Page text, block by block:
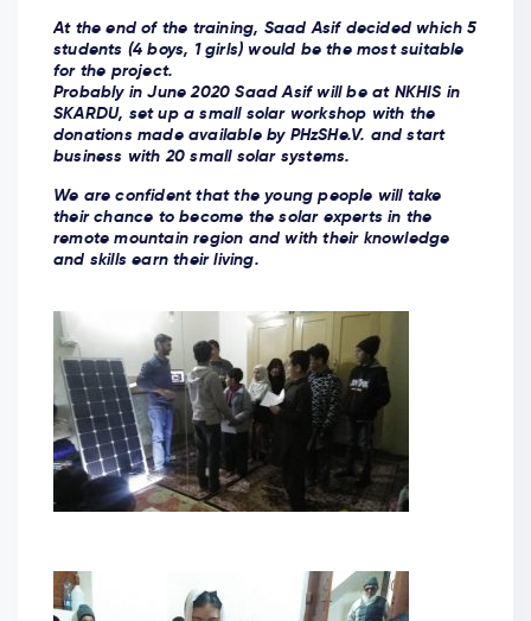
At the end of the training, Saad Asif decided which 5
students (4 boys, 1 girls) would be the most suitable
for the project.
Probably in June 2020 Saad Asif will be at NKHIS in
SKARDU, set up a small solar workshop with the
donations made available by PHzSHe.V. and start
business with 20 small solar systems.
We are confident that the young people will take
their chance to become the solar experts in the
remote mountain region and with their knowledge
and skills earn their living.